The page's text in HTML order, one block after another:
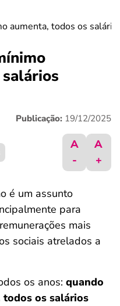
aumenta, todos os
Publicação: 19/12/2025
A
-
A
+
é um assunto
para
mais
sociais atrelados a
os anos: quando
os salários